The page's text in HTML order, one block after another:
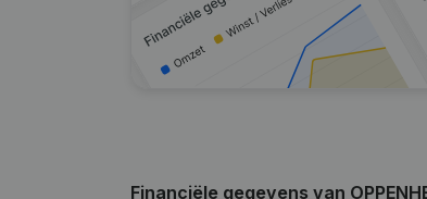
Financiële gegevens van